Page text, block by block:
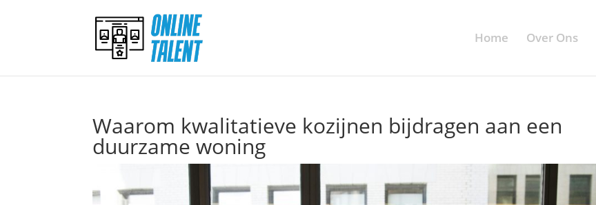
Home Over Ons
Waarom kwalitatieve kozijnen bijdragen aan een
duurzame woning